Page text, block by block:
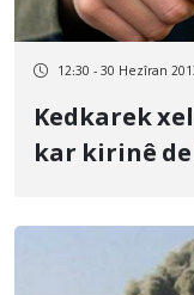
12:30 - 30 Hezîran
Kedkarek
kar kirinê